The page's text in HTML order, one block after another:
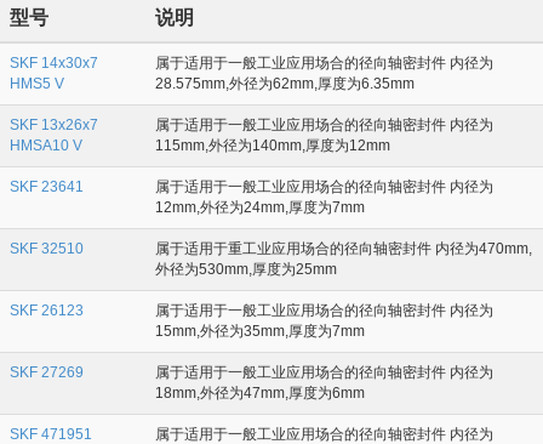
型号 说明
SKF 14x30x7
HMS5 V
属于适用于一般工业应用场合的径向轴密封件 内径为
28.575mm,外径为62mm,厚度为6.35mm
SKF 13x26x7
HMSA10 V
属于适用于一般工业应用场合的径向轴密封件 内径为
115mm,外径为140mm,厚度为12mm
SKF 23641
属于适用于一般工业应用场合的径向轴密封件 内径为
12mm,外径为24mm,厚度为7mm
SKF 32510
属于适用于重工业应用场合的径向轴密封件 内径为470mm,
外径为530mm,厚度为25mm
SKF 26123
属于适用于一般工业应用场合的径向轴密封件 内径为
15mm,外径为35mm,厚度为7mm
SKF 27269
属于适用于一般工业应用场合的径向轴密封件 内径为
18mm,外径为47mm,厚度为6mm
SKF 471951
属于适用于一般工业应用场合的径向轴密封件 内径为